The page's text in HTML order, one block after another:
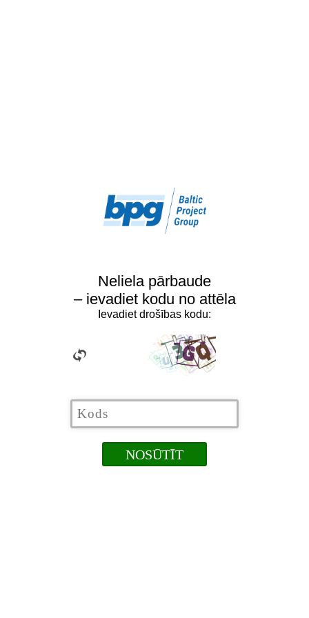
Neliela pārbaude
– ievadiet kodu no attēla
Ievadiet drošības kodu: